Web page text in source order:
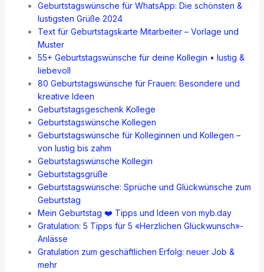
Geburtstagswünsche für WhatsApp: Die schönsten &
lustigsten Grüße 2024
Text für Geburtstagskarte Mitarbeiter – Vorlage und
Muster
55+ Geburtstagswünsche für deine Kollegin • lustig &
liebevoll
80 Geburtstagswünsche für Frauen: Besondere und
kreative Ideen
Geburtstagsgeschenk Kollege
Geburtstagswünsche Kollegen
Geburtstagswünsche für Kolleginnen und Kollegen –
von lustig bis zahm
Geburtstagswünsche Kollegin
Geburtstagsgrüße
Geburtstagswünsche: Sprüche und Glückwünsche zum
Geburtstag
Mein Geburtstag ❤️ Tipps und Ideen von myb.day
Gratulation: 5 Tipps für 5 «Herzlichen Glückwunsch»-
Anlässe
Gratulation zum geschäftlichen Erfolg: neuer Job &
mehr